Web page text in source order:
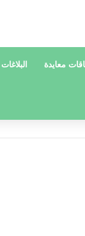
معايدة